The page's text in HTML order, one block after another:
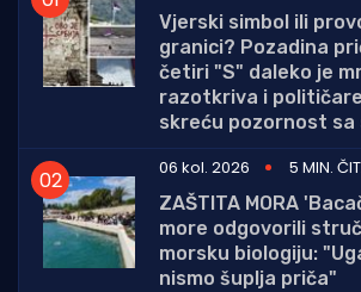
Vjerski simbol ili
granici? Pozadina
četiri "S" daleko je
razotkriva i
skreću pozornost sa
06 kol. 2026
5 MIN.
ZAŠTITA MORA
more odgovorili
morsku biologiju:
nismo šuplja priča"